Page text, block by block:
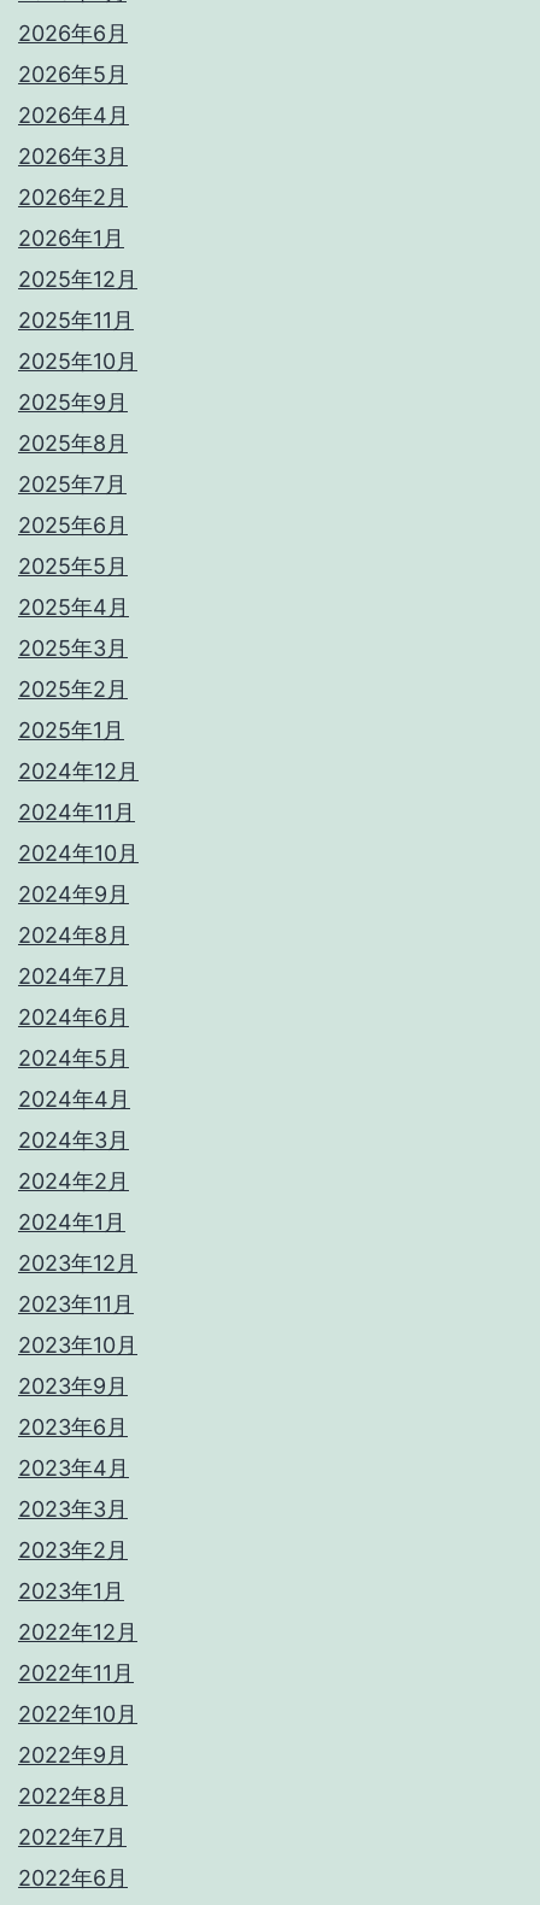
2026年6月
2026年5月
2026年4月
2026年3月
2026年2月
2026年1月
2025年12月
2025年11月
2025年10月
2025年9月
2025年8月
2025年7月
2025年6月
2025年5月
2025年4月
2025年3月
2025年2月
2025年1月
2024年12月
2024年11月
2024年10月
2024年9月
2024年8月
2024年7月
2024年6月
2024年5月
2024年4月
2024年3月
2024年2月
2024年1月
2023年12月
2023年11月
2023年10月
2023年9月
2023年6月
2023年4月
2023年3月
2023年2月
2023年1月
2022年12月
2022年11月
2022年10月
2022年9月
2022年8月
2022年7月
2022年6月